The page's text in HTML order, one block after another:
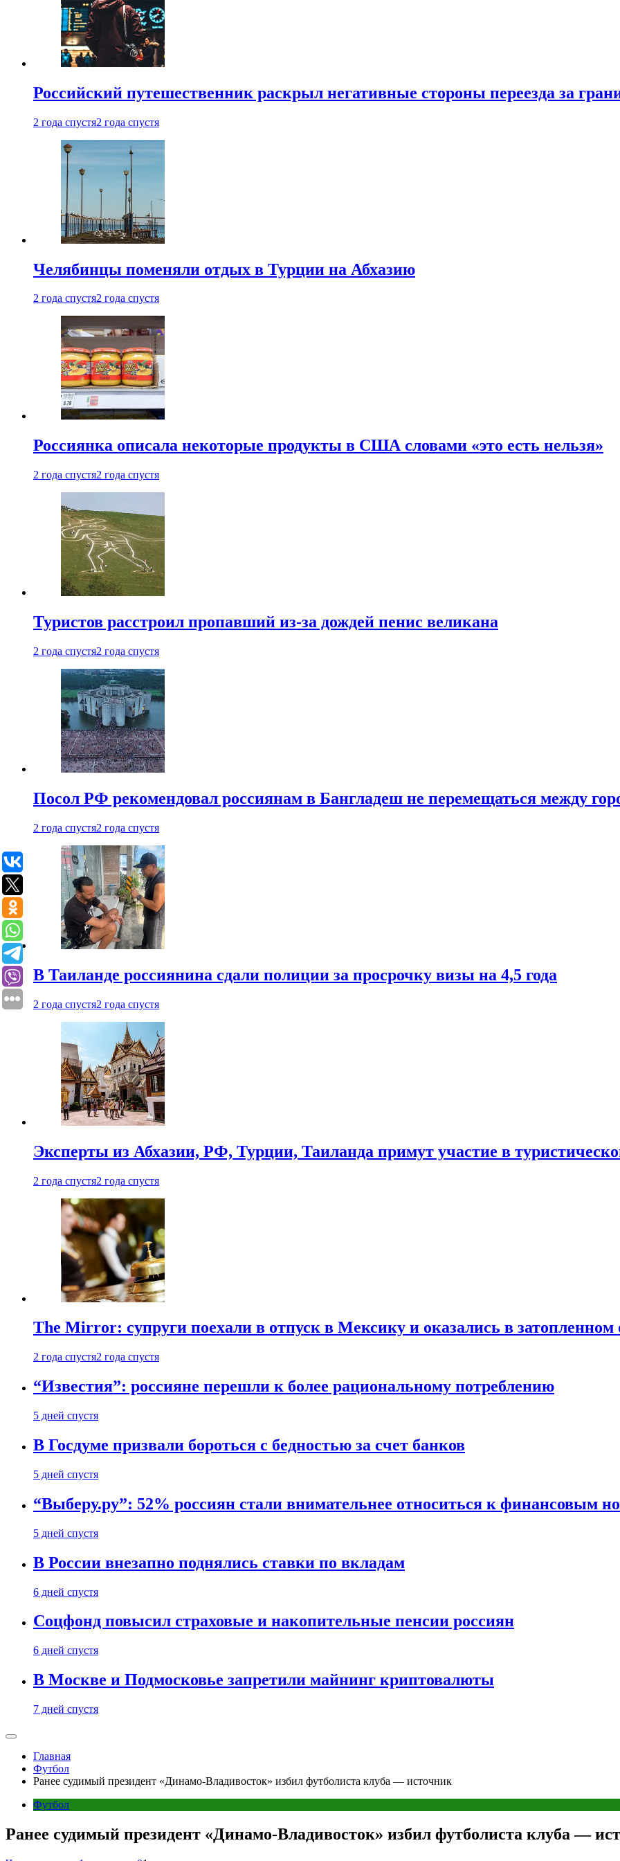
Российский путешественник раскрыл негативные стороны переезда за
2 года спустя2 года спустя
Челябинцы поменяли отдых в Турции на Абхазию
2 года спустя2 года спустя
Россиянка описала некоторые продукты в США словами «это есть нельзя»
2 года спустя2 года спустя
Туристов расстроил пропавший из-за дождей пенис великана
2 года спустя2 года спустя
Посол РФ рекомендовал россиянам в Бангладеш не перемещаться между
2 года спустя2 года спустя
В Таиланде россиянина сдали полиции за просрочку визы на 4,5 года
2 года спустя2 года спустя
Эксперты из Абхазии, РФ, Турции, Таиланда примут участие в
2 года спустя2 года спустя
The Mirror: супруги поехали в отпуск в Мексику и оказались в затопленном
2 года спустя2 года спустя
“Известия”: россияне перешли к более рациональному потреблению
5 дней спустя
В Госдуме призвали бороться с бедностью за счет банков
5 дней спустя
“Выберу.ру”: 52% россиян стали внимательнее относиться к финансовым
5 дней спустя
В России внезапно поднялись ставки по вкладам
6 дней спустя
Соцфонд повысил страховые и накопительные пенсии россиян
6 дней спустя
В Москве и Подмосковье запретили майнинг криптовалюты
7 дней спустя
Главная
Футбол
Ранее судимый президент «Динамо-Владивосток» избил футболиста клуба — источник
Футбол
Ранее судимый президент «Динамо-Владивосток» избил футболиста клуба —